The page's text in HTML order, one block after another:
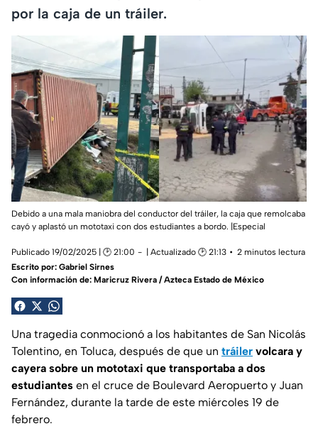
por la caja de un tráiler.
Debido a una mala maniobra del conductor del tráiler, la caja que remolcaba
cayó y aplastó un mototaxi con dos estudiantes a bordo. |Especial
Publicado 19/02/2025 | 🕑 21:00 | Actualizado 🕑 21:13
2 minutos lectura
Escrito por: Gabriel Sirnes
Con información de: Maricruz Rivera / Azteca Estado de México
Una tragedia conmocionó a los habitantes de San Nicolás
Tolentino, en Toluca, después de que un tráiler volcara y
cayera sobre un mototaxi que transportaba a dos
estudiantes en el cruce de Boulevard Aeropuerto y Juan
Fernández, durante la tarde de este miércoles 19 de
febrero.